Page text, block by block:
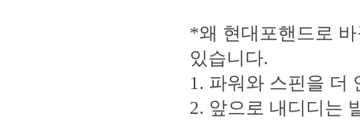
*왜 현대포핸드로
있습니다.
1. 파워와 스핀을 더
2. 앞으로 내디디는